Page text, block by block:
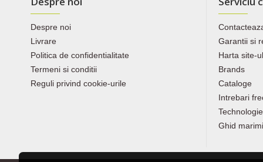
Despre noi
Livrare
Politica de confidentialitate
Termeni si conditii
Reguli privind cookie-urile
Garantii si
Harta site-
Brands
Cataloge
Intrebari
Ghid marimi